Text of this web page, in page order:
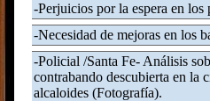
-Perjuicios por la espera en los
-Necesidad de mejoras en los
-Policial /Santa Fe- Análisis
contrabando descubierta en la
alcaloides (Fotografía).